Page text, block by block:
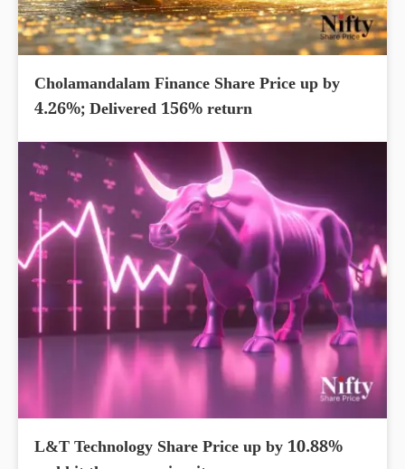
Cholamandalam Finance Share Price up by
4.26%; Delivered 156% return
L&T Technology Share Price up by 10.88%